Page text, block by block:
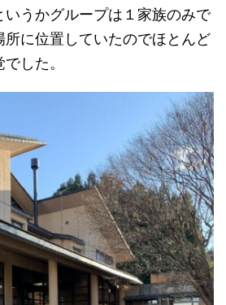
いうかグループは１家族のみで
に位置していたのでほとんど
した。